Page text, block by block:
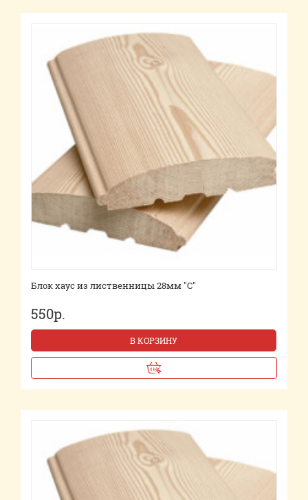
Блок хаус из лиственницы 28мм "С"
550р.
В КОРЗИНУ